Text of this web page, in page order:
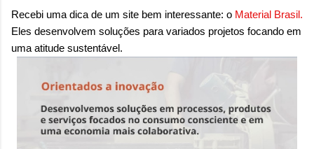
Patrícia Galvão em parceria com o Instituto
Locomotiva, divulgada em setembro de 2024,
mostrou um dado alarmante: que 97% das
brasileiras sentem medo de sofrer violência
quando se deslocam pela cidade. A mesma
pesquisa aponta que 71% das mulheres já
sofreram algum tipo de violência durante seus
deslocamentos urbanos. Entre mulheres negras
Recebi uma dica de um site bem interessante: o Material Brasil.
Eles desenvolvem soluções para variados projetos focando em
uma atitude sustentável.